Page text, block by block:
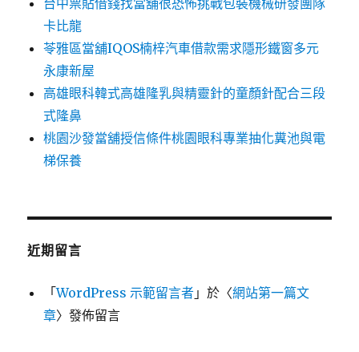
台中票貼借錢找當舖很恐怖挑戰包裝機械研發團隊
卡比龍
苓雅區當舖IQOS楠梓汽車借款需求隱形鐵窗多元
永康新屋
高雄眼科韓式高雄隆乳與精靈針的童顏針配合三段
式隆鼻
桃園沙發當舖授信條件桃園眼科專業抽化糞池與電
梯保養
近期留言
「WordPress 示範留言者 」於〈網站第一篇文
章〉發佈留言